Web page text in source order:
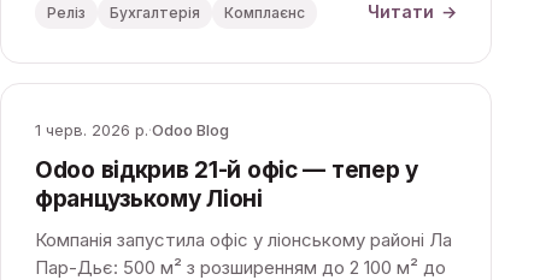
Реліз Бухгалтерія Комплаєнс Читати →
1 черв. 2026 р.·Odoo Blog
Odoo відкрив 21-й офіс — тепер у
французькому Ліоні
Компанія запустила офіс у ліонському районі Ла
Пар-Дьє: 500 м² з розширенням до 2 100 м² до